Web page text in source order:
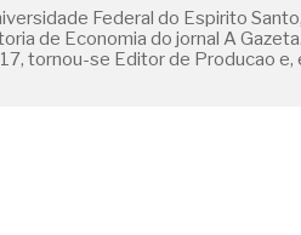
Federal do Espirito
de Economia do jornal A
tornou-se Editor de Producao